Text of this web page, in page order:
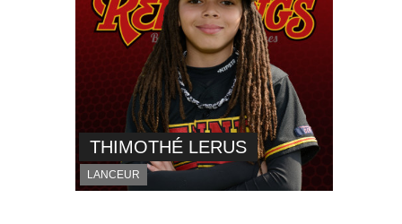
THIMOTHÉ LERUS
LANCEUR